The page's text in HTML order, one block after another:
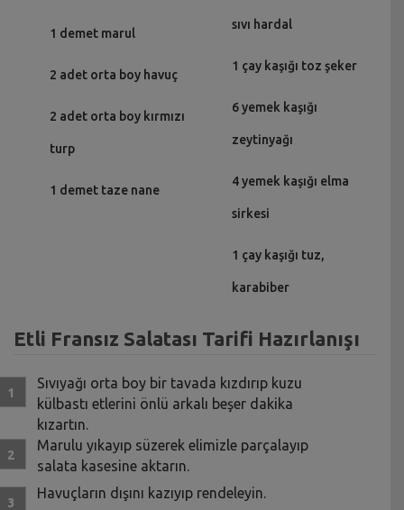
1 demet marul
2 adet orta boy havuç
2 adet orta boy kırmızı
turp
1 demet taze nane
sıvı hardal
1 çay kaşığı toz şeker
6 yemek kaşığı
zeytinyağı
4 yemek kaşığı elma
sirkesi
1 çay kaşığı tuz,
karabiber
Etli Fransız Salatası Tarifi Hazırlanışı
Sıvıyağı orta boy bir tavada kızdırıp kuzu
külbastı etlerini önlü arkalı beşer dakika
kızartın.
Marulu yıkayıp süzerek elimizle parçalayıp
salata kasesine aktarın.
Havuçların dışını kazıyıp rendeleyin.